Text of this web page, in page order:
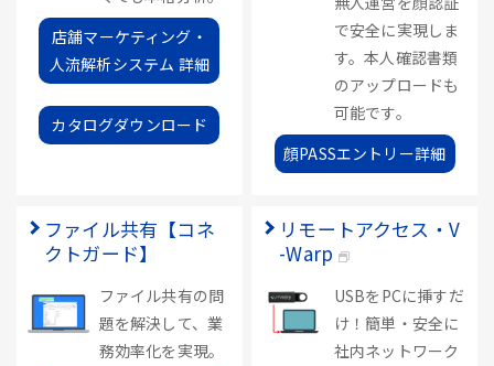
店舗マーケティング・
人流解析システム 詳細
カタログダウンロード
で安全に実現しま
す。本人確認書類
のアップロードも
可能です。
顔PASSエントリー詳細
ファイル共有【コネ
クトガード】
ファイル共有の問
題を解決して、業
務効率化を実現。
リモートアクセス・V
-Warp
USBをPCに挿すだ
け！簡単・安全に
社内ネットワーク